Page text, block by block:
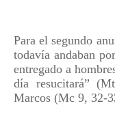
Para el segundo
todavía andaban
entregado a
día resucitará”
Marcos (Mc 9, 32-